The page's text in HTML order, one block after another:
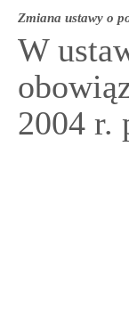
Zmiana ustawy o
W
2004 r.